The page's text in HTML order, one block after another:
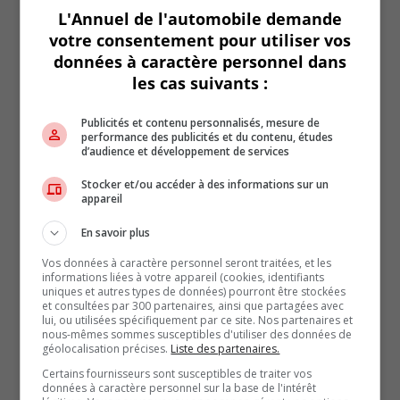
À propos de l'auteur
Si Daniel est aujourd’hui un
passionné d’automobiles, il le doit en
partie à son défunt père. Né en
1919, ce dernier a partagé avec
pour l’automobile mais aussi son
histoire. En fait, il n’est pas
surprenant d’apprendre que Daniel
a jusqu’à très récemment enseigné
l’histoire. Mais passionné d’écriture, de voitures, de course
automobile et de relations humaines, il a décidé de faire de
l’automobile le centre de sa carrière, car elle est au cœur de ce
que nous sommes.
Articles similaires
L'Annuel de l'automobile demande
votre consentement pour utiliser vos
données à caractère personnel dans
les cas suivants :
Publicités et contenu personnalisés, mesure de
performance des publicités et du contenu, études
d’audience et développement de services
Stocker et/ou accéder à des informations sur un
appareil
En savoir plus
Vos données à caractère personnel seront traitées, et les
informations liées à votre appareil (cookies, identifiants
uniques et autres types de données) pourront être stockées
et consultées par 300 partenaires, ainsi que partagées avec
lui, ou utilisées spécifiquement par ce site. Nos partenaires et
nous-mêmes sommes susceptibles d'utiliser des données de
géolocalisation précises. Liste des partenaires.
Certains fournisseurs sont susceptibles de traiter vos
données à caractère personnel sur la base de l'intérêt